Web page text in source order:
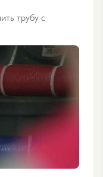
трубу с